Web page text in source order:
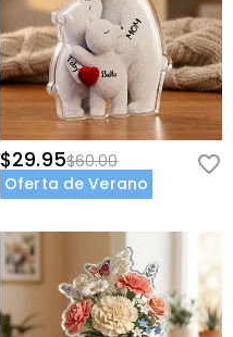
$29.95$60.00
Oferta de Verano